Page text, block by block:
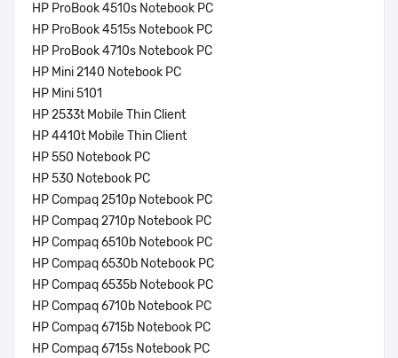
HP ProBook 4510s Notebook PC
HP ProBook 4515s Notebook PC
HP ProBook 4710s Notebook PC
HP Mini 2140 Notebook PC
HP Mini 5101
HP 2533t Mobile Thin Client
HP 4410t Mobile Thin Client
HP 550 Notebook PC
HP 530 Notebook PC
HP Compaq 2510p Notebook PC
HP Compaq 2710p Notebook PC
HP Compaq 6510b Notebook PC
HP Compaq 6530b Notebook PC
HP Compaq 6535b Notebook PC
HP Compaq 6710b Notebook PC
HP Compaq 6715b Notebook PC
HP Compaq 6715s Notebook PC